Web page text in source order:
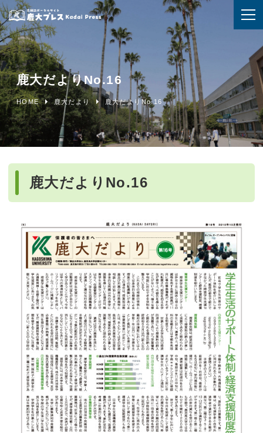
鹿大だよりNo.16
HOME 鹿大だより 鹿大だよりNo.16
鹿大だよりNo.16